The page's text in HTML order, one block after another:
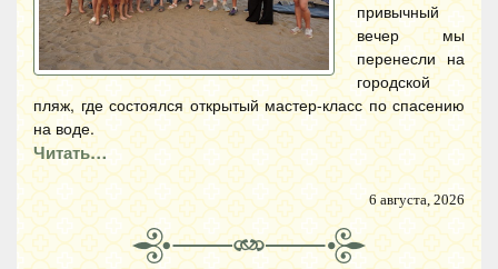
привычный
вечер мы
перенесли на
городской
пляж, где состоялся открытый мастер-класс по спасению
на воде.
Читать…
6 августа, 2026